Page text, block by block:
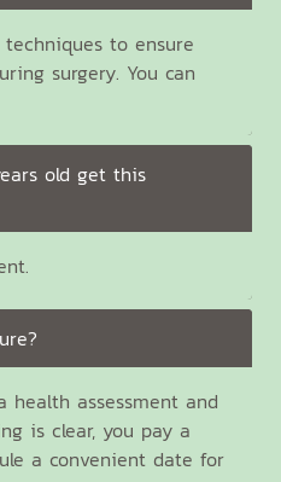
to ensure
surgery. You can
old get this
assessment and
is clear, you pay a
a convenient date for